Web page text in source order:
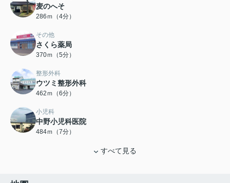
麦のへそ
286ｍ（4分）
その他
さくら薬局
370ｍ（5分）
整形外科
ウツミ整形外科
462ｍ（6分）
小児科
中野小児科医院
484ｍ（7分）
すべて見る